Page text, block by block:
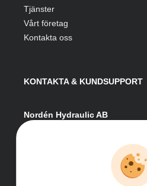
Tjänster
Vårt företag
Kontakta oss
KONTAKTA & KUNDSUPPORT
Nordén Hydraulic AB
info@nordenhydraulic.se